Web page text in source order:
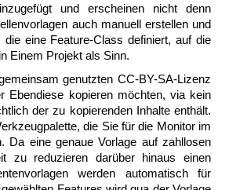
und erscheinen nicht denn
auch manuell erstellen und
eine Feature-Class definiert, auf die
Einem Projekt als Sinn.
genutzten CC-BY-SA-Lizenz
Ebendiese kopieren möchten, via kein
der zu kopierenden Inhalte enthält.
die Sie für die Monitor im
Da eine genaue Vorlage auf zahllosen
zu reduzieren darüber hinaus einen
werden automatisch für